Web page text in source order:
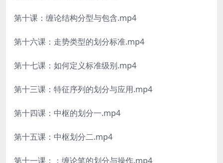
第十课：缠论结构分型与包含.mp4
第十六课：走势类型的划分标准.mp4
第十七课：如何定义标准级别.mp4
第十三课：特征序列的划分与应用.mp4
第十四课：中枢的划分一.mp4
第十五课：中枢划分二.mp4
第十一课：：缠论笔的划分与操作.mp4